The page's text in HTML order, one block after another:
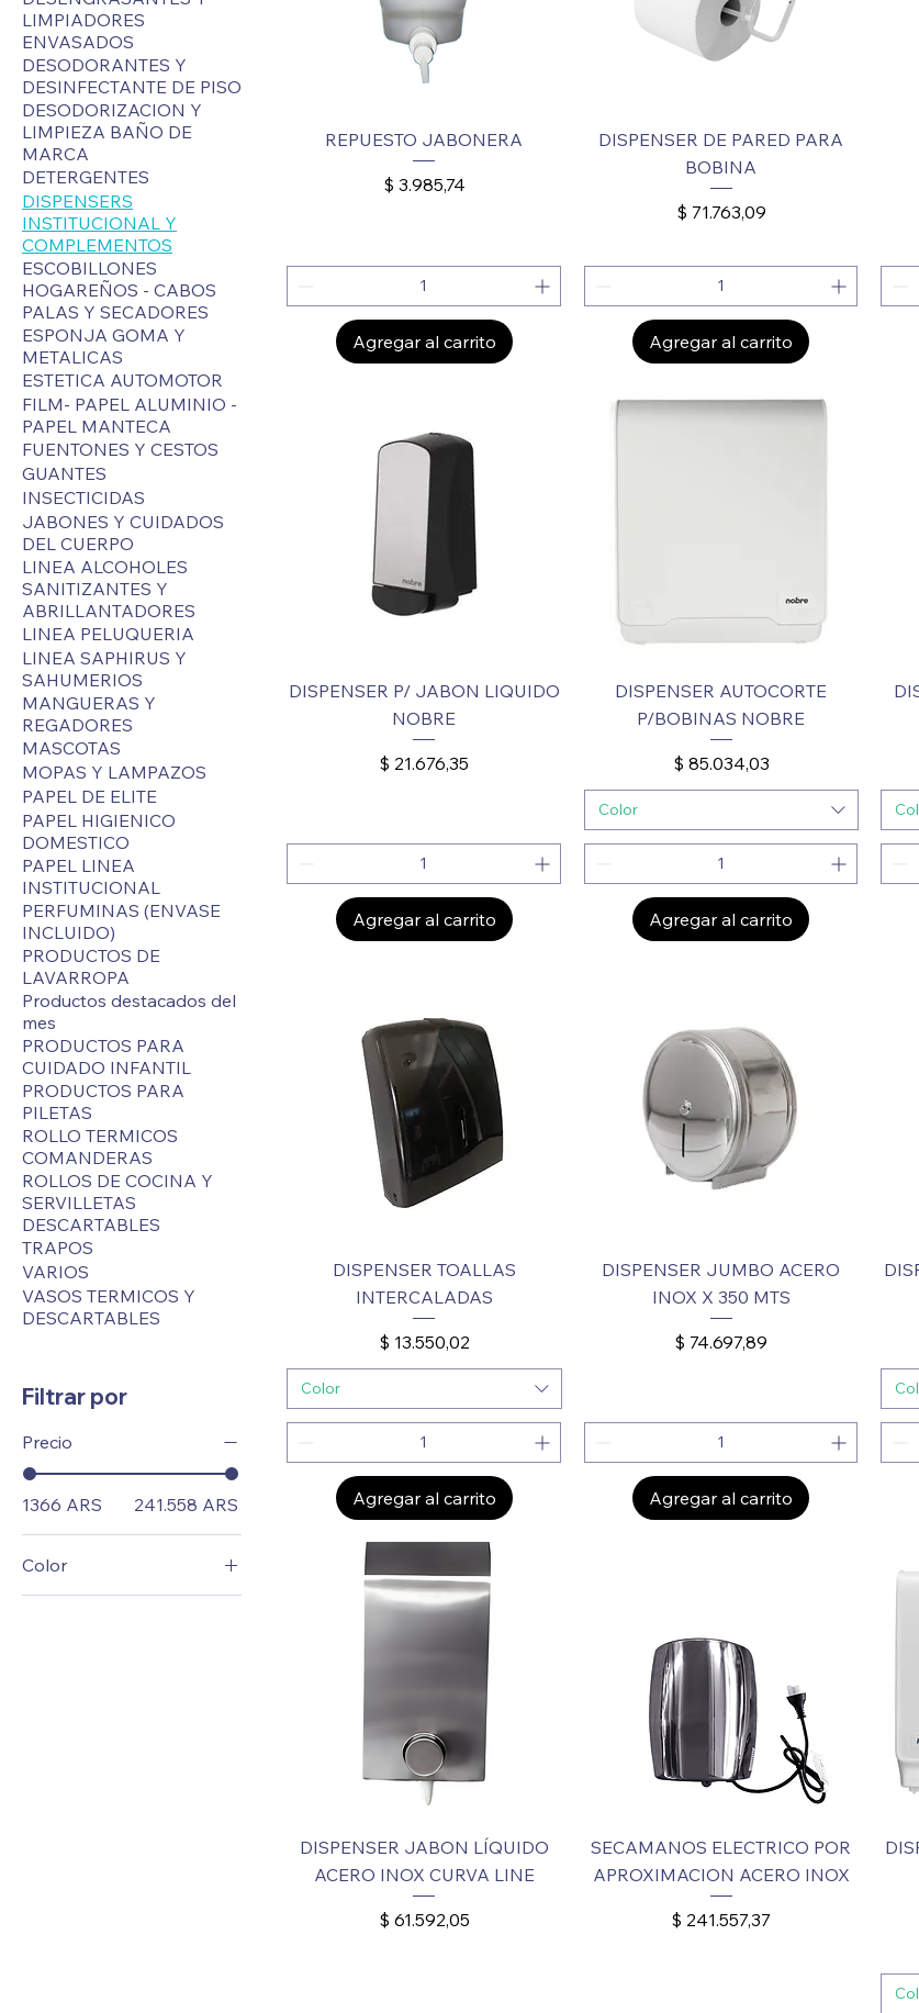
LIMPIADORES
ENVASADOS
DESODORANTES Y
DESINFECTANTE DE PISO
DESODORIZACION Y
LIMPIEZA BAÑO DE
MARCA
DETERGENTES
DISPENSERS
INSTITUCIONAL Y
COMPLEMENTOS
ESCOBILLONES
HOGAREÑOS - CABOS
PALAS Y SECADORES
ESPONJA GOMA Y
METALICAS
ESTETICA AUTOMOTOR
FILM- PAPEL ALUMINIO -
PAPEL MANTECA
FUENTONES Y CESTOS
GUANTES
INSECTICIDAS
JABONES Y CUIDADOS
DEL CUERPO
LINEA ALCOHOLES
SANITIZANTES Y
ABRILLANTADORES
LINEA PELUQUERIA
LINEA SAPHIRUS Y
SAHUMERIOS
MANGUERAS Y
REGADORES
MASCOTAS
MOPAS Y LAMPAZOS
PAPEL DE ELITE
PAPEL HIGIENICO
DOMESTICO
PAPEL LINEA
INSTITUCIONAL
PERFUMINAS (ENVASE
INCLUIDO)
PRODUCTOS DE
LAVARROPA
Productos destacados del
mes
PRODUCTOS PARA
CUIDADO INFANTIL
PRODUCTOS PARA
PILETAS
ROLLO TERMICOS
COMANDERAS
ROLLOS DE COCINA Y
SERVILLETAS
DESCARTABLES
TRAPOS
VARIOS
VASOS TERMICOS Y
DESCARTABLES
Filtrar por
Precio
1366 ARS 241.558 ARS
Color
REPUESTO JABONERA
Precio
$ 3.985,74
Agregar al carrito
DISPENSER DE PARED PARA
BOBINA
Precio
$ 71.763,09
Agregar al carrito
DISPENSER P/ JABON LIQUIDO
NOBRE
Precio
$ 21.676,35
Agregar al carrito
DISPENSER AUTOCORTE
P/BOBINAS NOBRE
Precio
$ 85.034,03
Color
Agregar al carrito
DISPENSER TOALLAS
INTERCALADAS
Precio
$ 13.550,02
Color
Agregar al carrito
DISPENSER JUMBO ACERO
INOX X 350 MTS
Precio
$ 74.697,89
Agregar al carrito
DISPENSER JABON LÍQUIDO
ACERO INOX CURVA LINE
Precio
$ 61.592,05
SECAMANOS ELECTRICO POR
APROXIMACION ACERO INOX
Precio
$ 241.557,37